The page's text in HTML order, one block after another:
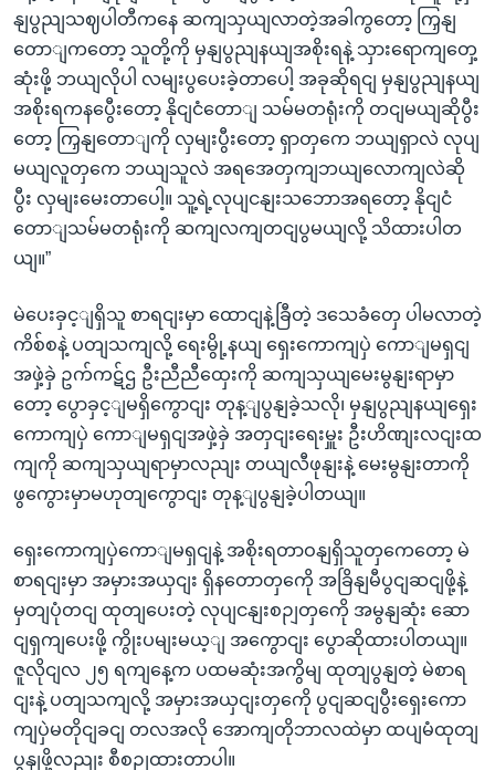
နျပွညျသဈပါတီကနေ ဆကျသှယျလာတဲ့အခါကွတော့ ကြှနျ
တောျကတော့ သူတို့ကို မှနျပွညျနယျအစိုးရနဲ့ သှားရောကျတှေ့
ဆုံးဖို့ ဘယျလိုပါ လမျးပွပေးခဲ့တာပေါ့ အခုဆိုရငျ မှနျပွညျနယျ
အစိုးရကနပွေီးတော့ နိုငျငံတောျ သမ်မတရုံးကို တငျမယျဆိုပွီး
တော့ ကြှနျတောျကို လှမျးပွီးတော့ ရှာတှကေ ဘယျရှာလဲ လုပျ
မယျလူတှကေ ဘယျသူလဲ အရအေတှကျဘယျလောကျလဲဆို
ပွီး လှမျးမေးတာပေါ့။ သူ့ရဲ့လုပျငနျးသဘောအရတော့ နိုငျငံ
တောျသမ်မတရုံးကို ဆကျလကျတငျပွမယျလို့ သိထားပါတ
ယျ။”
မဲပေးခှင့ျရှိသူ စာရငျးမှာ ထောငျနဲ့ခြီတဲ့ ဒသေခံတှေ ပါမလာတဲ့
ကိစ်စနဲ့ ပတျသကျလို့ ရေးမွို့နယျ ရှေးကောကျပှဲ ကောျမရှငျ
အဖှဲ့ခှဲ ဥက်ကဋ်ဌ ဦးညီညီထှေးကို ဆကျသှယျမေးမွနျးရာမှာ
တော့ ပွောခှင့ျမရှိကွောငျး တုန့ျပွနျခဲ့သလို၊ မှနျပွညျနယျရှေး
ကောကျပှဲ ကောျမရှငျအဖှဲ့ခှဲ အတှငျးရေးမှူး ဦးဟိဏျးလငျးထ
ကျကို ဆကျသှယျရာမှာလညျး တယျလီဖုနျးနဲ့ မေးမွနျးတာကို
ဖွကွေားမှာမဟုတျကွောငျး တုန့ျပွနျခဲ့ပါတယျ။
ရှေးကောကျပှဲကောျမရှငျနဲ့ အစိုးရတာဝနျရှိသူတှကေတော့ မဲ
စာရငျးမှာ အမှားအယှငျး ရှိနတောတှကေို အခြိနျမီပွငျဆငျဖို့နဲ့
မှတျပုံတငျ ထုတျပေးတဲ့ လုပျငနျးစဉျတှကေို အမွနျဆုံး ဆော
ငျရှကျပေးဖို့ ကွိုးပမျးမယ့ျ အကွောငျး ပွောဆိုထားပါတယျ။
ဇူလိုငျလ ၂၅ ရကျနေ့က ပထမဆုံးအကွိမျ ထုတျပွနျတဲ့ မဲစာရ
ငျးနဲ့ ပတျသကျလို့ အမှားအယှငျးတှကေို ပွငျဆငျပွီးရှေးကော
ကျပှဲမတိုငျခငျ တလအလို အောကျတိုဘာလထဲမှာ ထပျမံထုတျ
ပွနျဖို့လညျး စီစဉျထားတာပါ။